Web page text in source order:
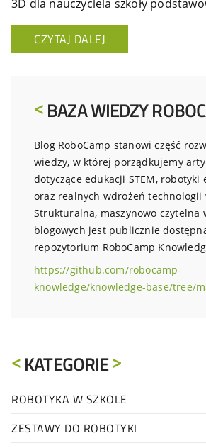
3D dla nauczyciela szkoły
CZYTAJ DALEJ
BAZA WIEDZY
Blog RoboCamp stanowi część
wiedzy, w której porządkujemy
dotyczące edukacji STEM, robotyki
oraz realnych wdrożeń technologii
Strukturalna, maszynowo czytelna
blogowych jest publicznie
repozytorium RoboCamp
https://github.com/robocamp-
knowledge/knowledge-base/tree/
KATEGORIE
ROBOTYKA W SZKOLE
ZESTAWY DO ROBOTYKI